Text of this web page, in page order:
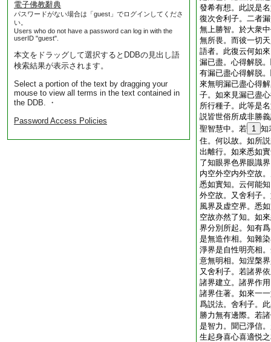
電子佛教辭典
パスワードがない場合は「guest」でログインしてくださ
い。
Users who do not have a password can log in with the
userID "guest".
本文をドラッグして選択するとDDBの見出し語
検索結果が表示されます。
Select a portion of the text by dragging your
mouse to view all terms in the text contained in
the DDB. ・
Password Access Policies
發希有想。此説是
復次舍利子。二者
無上勝智。於大衆
無所畏。而彼一切
語者。此復云何如
漏已盡。心得解脱
有漏已盡心得解脱
來無明漏已盡心得
子。如來見漏已盡
所行種子。此等是
説皆世俗所成非勝
聖智慧中。若 1 知
住。何以故。如所
出離行。如來悉如
了知眼界色界眼識
内空外空内外空故
悉如實知。云何能
外空故。又舍利子
風界及虚空界。悉
空故亦然了知。如
界分別所起。知有
是無造作相。知雜
淨界是自性明亮相
意無明相。知涅槃
又舍利子。若諸界
諸界建立。諸界作
諸界住著。如來一
爲説法。舍利子。
勝力無有邊際。若
是智力。聞已淨信
生起身喜心喜適悦